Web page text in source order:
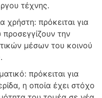
τέχνης.
χρήστη: πρόκειται για
προσεγγίζουν την
μέσων του κοινού
πρόκειται για
η οποία έχει στόχο